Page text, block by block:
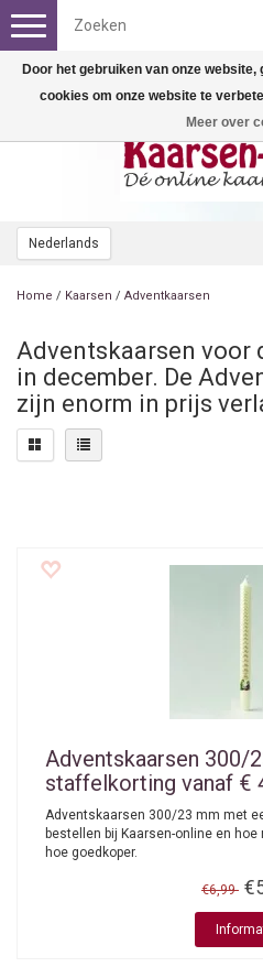
Nederlands
Toggle
navigation
Home / Kaarsen / Adventkaarsen
Adventskaarsen voor
in december. De
zijn enorm in prijs
Adventskaarsen 300/
staffelkorting vanaf €
Adventskaarsen 300/23 mm met
bestellen bij Kaarsen-online en
hoe goedkoper.
€6,99
Door het gebruiken van onze
cookies om onze website te
Meer over